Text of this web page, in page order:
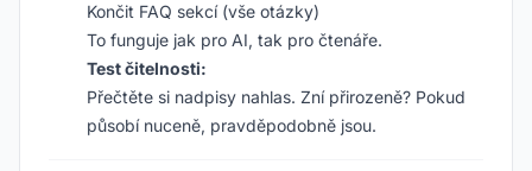
Končit FAQ sekcí (vše otázky)
To funguje jak pro AI, tak pro čtenáře.
Test čitelnosti:
Přečtěte si nadpisy nahlas. Zní přirozeně? Pokud
působí nuceně, pravděpodobně jsou.